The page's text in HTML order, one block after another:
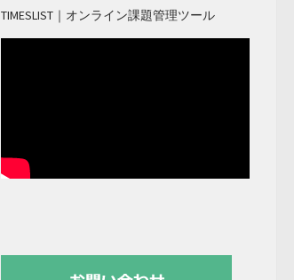
TIMESLIST｜オンライン課題管理ツール